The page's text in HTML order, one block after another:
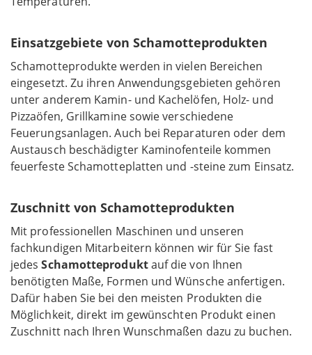
Einsatzgebiete von Schamotteprodukten
Schamotteprodukte werden in vielen Bereichen
eingesetzt. Zu ihren Anwendungsgebieten gehören
unter anderem Kamin- und Kachelöfen, Holz- und
Pizzaöfen, Grillkamine sowie verschiedene
Feuerungsanlagen. Auch bei Reparaturen oder dem
Austausch beschädigter Kaminofenteile kommen
feuerfeste Schamotteplatten und -steine zum Einsatz.
Zuschnitt von Schamotteprodukten
Mit professionellen Maschinen und unseren
fachkundigen Mitarbeitern können wir für Sie fast
jedesSchamotteproduktauf die von Ihnen
benötigten Maße, Formen und Wünsche anfertigen.
Dafür haben Sie bei den meisten Produkten die
Möglichkeit, direkt im gewünschten Produkt einen
Zuschnitt nach Ihren Wunschmaßen dazu zu buchen.